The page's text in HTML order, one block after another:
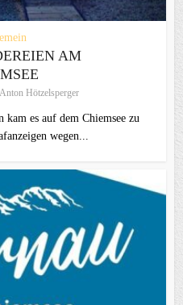
AM
Anton Hötzelsperger
es auf dem Chiemsee zu
wegen...